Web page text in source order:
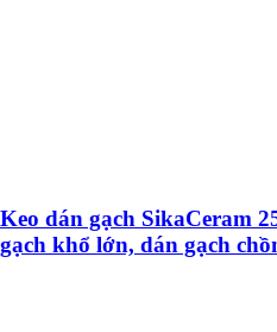
Keo dán gạch SikaCeram
gạch khổ lớn, dán gạch